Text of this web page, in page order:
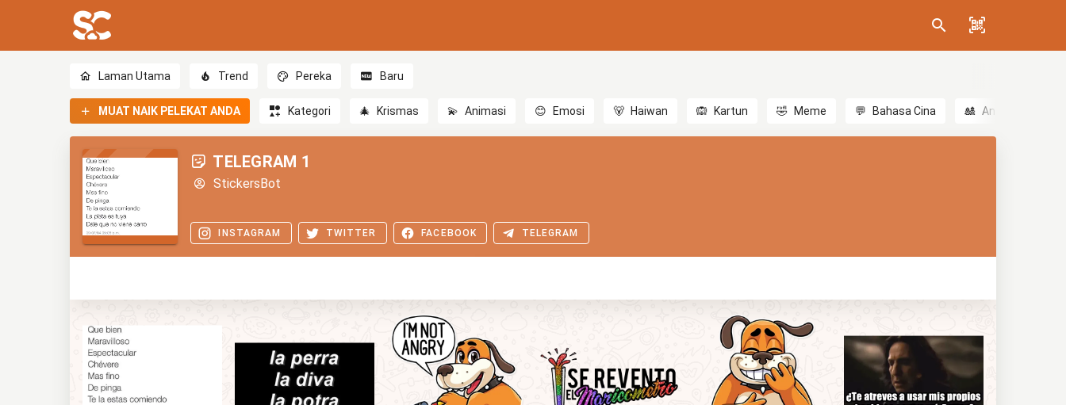
Laman Utama Trend Pereka Baru
MUAT NAIK PELEKAT ANDA Kategori 🎄 Krismas 💫 Animasi 😊 Emosi 🐻 Haiwan 🙉 Kartun 🤣 Meme 💬 Bahasa Cina 🎎 Anime
TELEGRAM 1
StickersBot
INSTAGRAM TWITTER FACEBOOK TELEGRAM